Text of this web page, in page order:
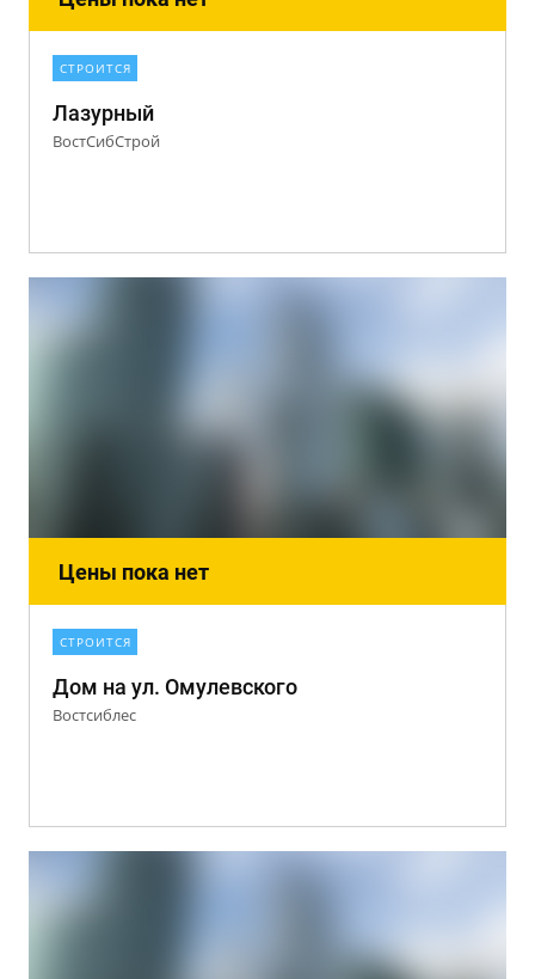
СТРОИТСЯ
Лазурный
ВостСибСтрой
Цены пока нет
СТРОИТСЯ
Дом на ул. Омулевского
Востсиблес